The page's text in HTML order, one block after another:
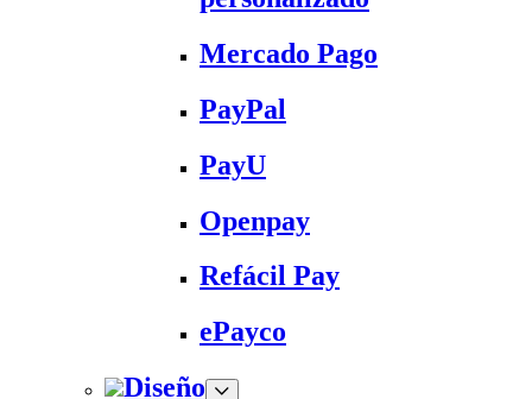
Mercado Pago
PayPal
PayU
Openpay
Refácil Pay
ePayco
Diseño